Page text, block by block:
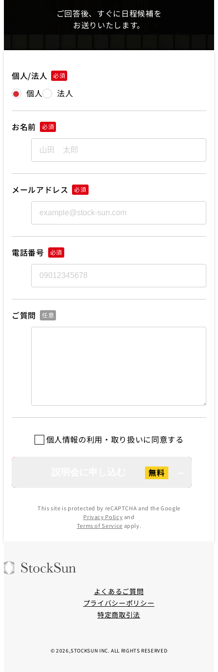
ご回答後、すぐに日程候補を
お送りいたします。
個人/法人 必須
個人 法人
お名前 必須
メールアドレス 必須
電話番号 必須
ご質問 任意
個人情報の利用・取り扱いに同意する
This site is protected by reCAPTCHA and the Google
Privacy Policyand
Terms of Service apply.
よくあるご質問
プライバシーポリシー
特定商取引法
© 2026,STOCKSUN INC. ALL RIGHTS RESERVED